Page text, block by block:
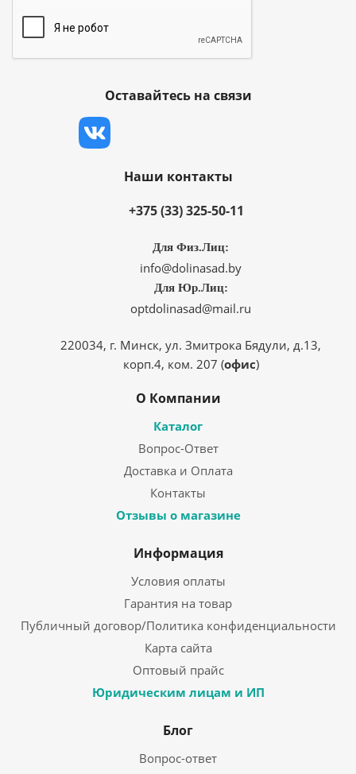
Оставайтесь на связи
Наши контакты
+375 (33) 325-50-11
Для Физ.Лиц:
info@dolinasad.by
Для Юр.Лиц:
optdolinasad@mail.ru
220034, г. Минск, ул. Змитрока Бядули, д.13,
корп.4, ком. 207 (офис)
О Компании
Каталог
Вопрос-Ответ
Доставка и Оплата
Контакты
Отзывы о магазине
Информация
Условия оплаты
Гарантия на товар
Публичный договор/Политика конфиденциальности
Карта сайта
Оптовый прайс
Юридическим лицам и ИП
Блог
Вопрос-ответ